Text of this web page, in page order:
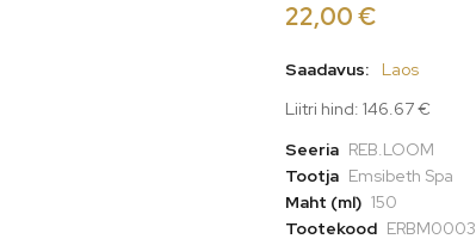
22,00 €
Saadavus:
Laos
Liitri hind: 146.67 €
Seeria REB.LOOM
Tootja Emsibeth Spa
Maht (ml) 150
Tootekood ERBM0003